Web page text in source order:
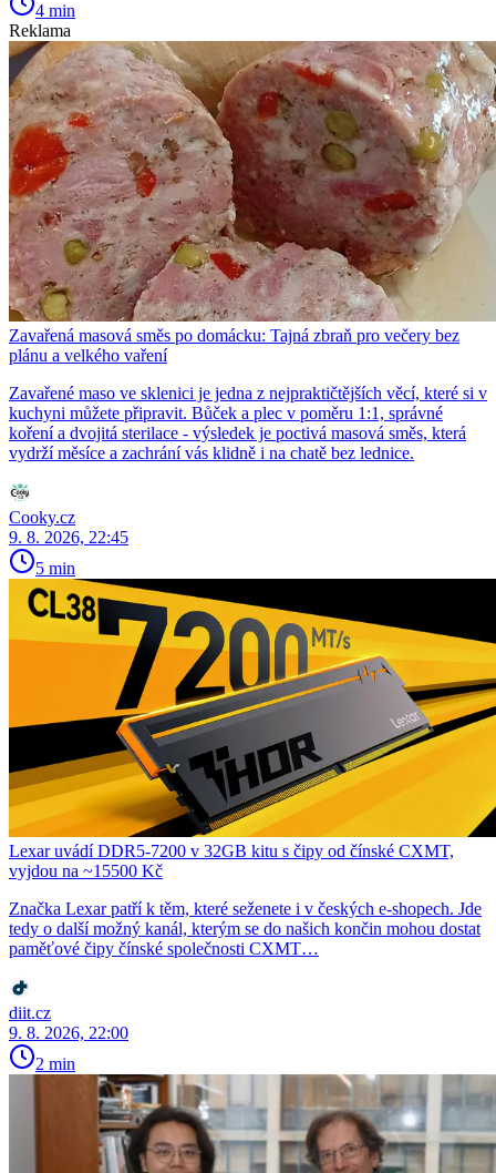
4 min
Reklama
Zavařená masová směs po domácku: Tajná zbraň pro večery bez
plánu a velkého vaření
Zavařené maso ve sklenici je jedna z nejpraktičtějších věcí, které si v
kuchyni můžete připravit. Bůček a plec v poměru 1:1, správné
koření a dvojitá sterilace - výsledek je poctivá masová směs, která
vydrží měsíce a zachrání vás klidně i na chatě bez lednice.
Cooky.cz
9. 8. 2026, 22:45
5 min
Lexar uvádí DDR5-7200 v 32GB kitu s čipy od čínské CXMT,
vyjdou na ~15500 Kč
Značka Lexar patří k těm, které seženete i v českých e-shopech. Jde
tedy o další možný kanál, kterým se do našich končin mohou dostat
paměťové čipy čínské společnosti CXMT…
diit.cz
9. 8. 2026, 22:00
2 min